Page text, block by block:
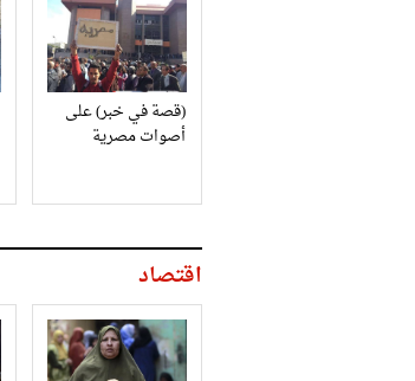
(قصة في خبر) على
أصوات مصرية
اقتصاد